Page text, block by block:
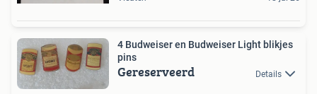
4 Budweiser en Budweiser Light blikjes
pins
Gereserveerd Details